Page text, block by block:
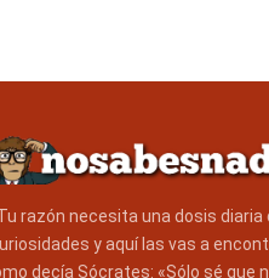
razón necesita una dosis diaria
y aquí las vas a
decía Sócrates: «Sólo sé que